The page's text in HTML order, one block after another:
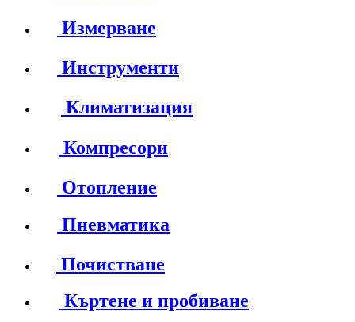
Измерване
Инструменти
Климатизация
Компресори
Отопление
Пневматика
Почистване
Къртене и пробиване